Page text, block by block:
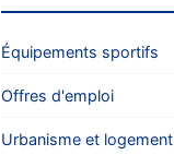
Équipements sportifs
Offres d'emploi
Urbanisme et logement